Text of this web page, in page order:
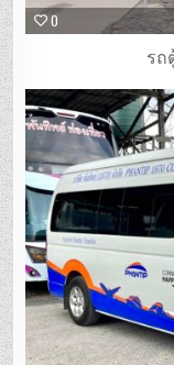
0
รถ